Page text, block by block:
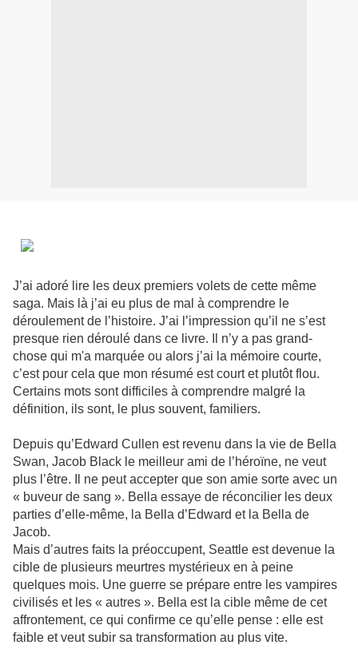
J’ai adoré lire les deux premiers volets de cette même
saga. Mais là j’ai eu plus de mal à comprendre le
déroulement de l’histoire. J’ai l’impression qu’il ne s’est
presque rien déroulé dans ce livre. Il n’y a pas grand-
chose qui m'a marquée ou alors j’ai la mémoire courte,
c’est pour cela que mon résumé est court et plutôt flou.
Certains mots sont difficiles à comprendre malgré la
définition, ils sont, le plus souvent, familiers.
Depuis qu’Edward Cullen est revenu dans la vie de Bella
Swan, Jacob Black le meilleur ami de l’héroïne, ne veut
plus l’être. Il ne peut accepter que son amie sorte avec un
« buveur de sang ». Bella essaye de réconcilier les deux
parties d’elle-même, la Bella d’Edward et la Bella de
Jacob.
Mais d’autres faits la préoccupent, Seattle est devenue la
cible de plusieurs meurtres mystérieux en à peine
quelques mois. Une guerre se prépare entre les vampires
civilisés et les « autres ». Bella est la cible même de cet
affrontement, ce qui confirme ce qu’elle pense : elle est
faible et veut subir sa transformation au plus vite.